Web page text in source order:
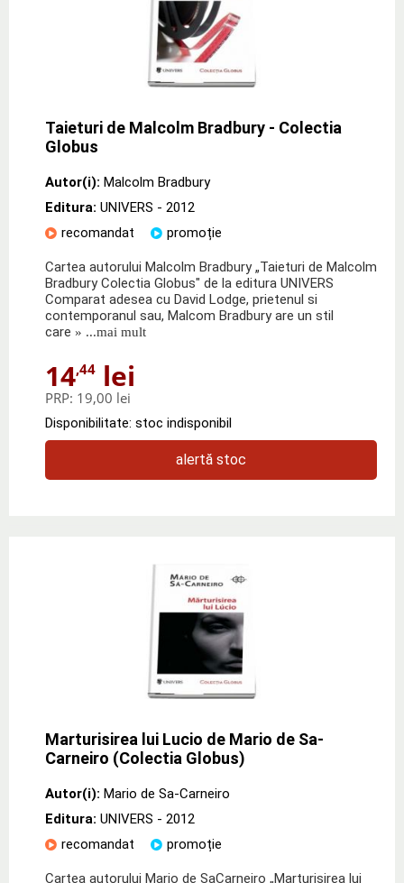
Taieturi de Malcolm Bradbury - Colectia
Globus
Autor(i): Malcolm Bradbury
Editura: UNIVERS - 2012
recomandat
promoție
Cartea autorului Malcolm Bradbury „Taieturi de Malcolm
Bradbury Colectia Globus" de la editura UNIVERS
Comparat adesea cu David Lodge, prietenul si
contemporanul sau, Malcom Bradbury are un stil
care » ...mai mult
14,44 lei
PRP: 19,00 lei
Disponibilitate: stoc indisponibil
alertă stoc
Marturisirea lui Lucio de Mario de Sa-
Carneiro (Colectia Globus)
Autor(i): Mario de Sa-Carneiro
Editura: UNIVERS - 2012
recomandat
promoție
Cartea autorului Mario de SaCarneiro „Marturisirea lui